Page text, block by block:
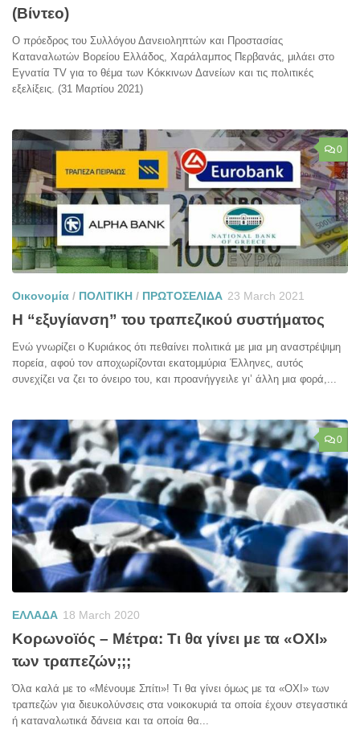
(Βίντεο)
Ο πρόεδρος του Συλλόγου Δανειοληπτών και Προστασίας
Καταναλωτών Βορείου Ελλάδος, Χαράλαμπος Περβανάς, μιλάει στο
Εγνατία TV για το θέμα των Κόκκινων Δανείων και τις πολιτικές
εξελίξεις. (31 Μαρτίου 2021)
0
Οικονομία / ΠΟΛΙΤΙΚΗ / ΠΡΩΤΟΣΕΛΙΔΑ 23 March 2021
Η “εξυγίανση” του τραπεζικού συστήματος
Ενώ γνωρίζει ο Κυριάκος ότι πεθαίνει πολιτικά με μια μη αναστρέψιμη
πορεία, αφού τον αποχωρίζονται εκατομμύρια Έλληνες, αυτός
συνεχίζει να ζει το όνειρο του, και προανήγγειλε γι’ άλλη μια φορά,...
0
ΕΛΛΑΔΑ 18 March 2020
Κορωνοϊός – Μέτρα: Τι θα γίνει με τα «ΟΧΙ»
των τραπεζών;;;
Όλα καλά με το «Μένουμε Σπίτι»! Τι θα γίνει όμως με τα «ΟΧΙ» των
τραπεζών για διευκολύνσεις στα νοικοκυριά τα οποία έχουν στεγαστικά
ή καταναλωτικά δάνεια και τα οποία θα...